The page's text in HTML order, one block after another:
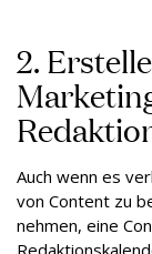
2.
Auch wenn es
von Content zu
nehmen, eine